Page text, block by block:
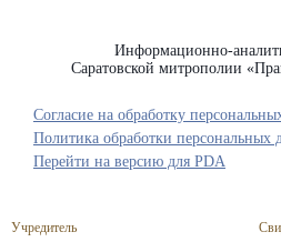
Информационно-
Саратовской митрополии
Учредитель
Согласие на обработку
Политика обработки персональных
Перейти на версию для PDA